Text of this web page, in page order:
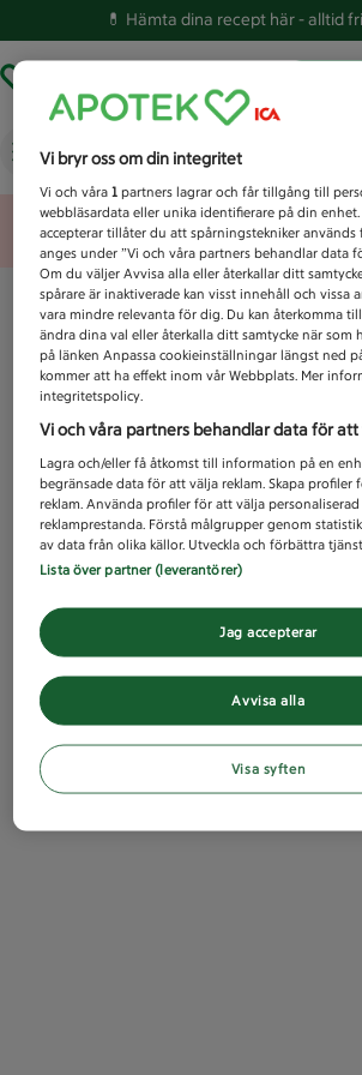
💊 Hämta dina recept här -alltid
Vad letar du efter idag?
Unknown error
Vi bryr oss om din integritet
Vi och våra1 partners lagrar och får tillgång till
webbläsardata eller unika identifierare på din
accepterar tillåter du att spårningstekniker används
anges under ”Vi och våra partners behandlar data
Om du väljer Avvisa alla eller återkallar ditt
spårare är inaktiverade kan visst innehåll och vissa
vara mindre relevanta för dig. Du kan återkomma
ändra dina val eller återkalla ditt samtycke när som
på länken Anpassa cookieinställningar längst ned
kommer att ha effekt inom vår Webbplats. Mer
integritetspolicy.
Vi och våra partners behandlar data för
Lagra och/eller få åtkomst till information på en
begränsade data för att välja reklam. Skapa profiler
reklam. Använda profiler för att välja personaliserad
reklamprestanda. Förstå målgrupper genom
av data från olika källor. Utveckla och förbättra
Lista över partner (leverantörer)
Avvisa alla
Jag accepterar
Visa syften